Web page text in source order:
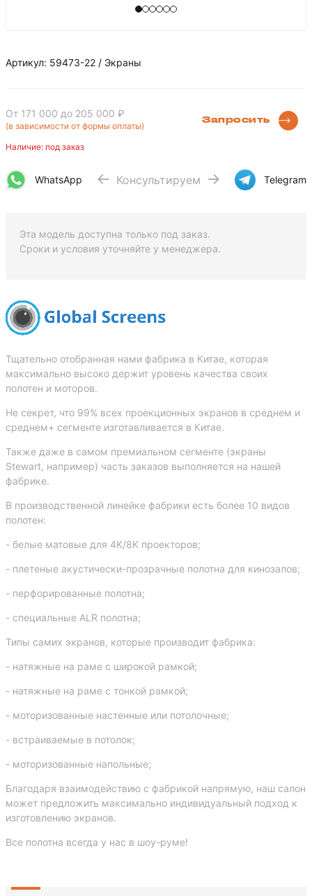
Артикул: 59473-22 / Экраны
От 171 000 до 205 000 ₽
(в зависимости от формы оплаты)
Наличие: под заказ
Запросить
WhatsApp Консультируем Telegram
Эта модель доступна только под заказ.
Сроки и условия уточняйте у менеджера.
Тщательно отобранная нами фабрика в Китае, которая
максимально высоко держит уровень качества своих
полотен и моторов.
Не секрет, что 99% всех проекционных экранов в среднем и
среднем+ сегменте изготавливается в Китае.
Также даже в самом премиальном сегменте (экраны
Stewart, например) часть заказов выполняется на нашей
фабрике.
В производственной линейке фабрики есть более 10 видов
полотен:
- белые матовые для 4K/8K проекторов;
- плетеные акустически-прозрачные полотна для кинозалов;
- перфорированные полотна;
- специальные ALR полотна;
Типы самих экранов, которые производит фабрика:
- натяжные на раме с широкой рамкой;
- натяжные на раме с тонкой рамкой;
- моторизованные настенные или потолочные;
- встраиваемые в потолок;
- моторизованные напольные;
Благодаря взаимодействию с фабрикой напрямую, наш салон
может предложить максимально индивидуальный подход к
изготовлению экранов.
Все полотна всегда у нас в шоу-руме!